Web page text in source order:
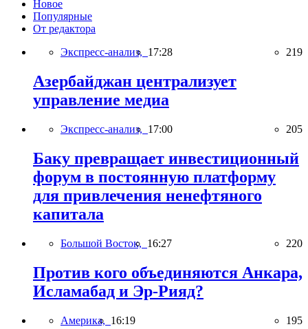
Новое
Популярные
От редактора
Экспресс-анализ, 17:28 219
Азербайджан централизует
управление медиа
Экспресс-анализ, 17:00 205
Баку превращает инвестиционный
форум в постоянную платформу
для привлечения ненефтяного
капитала
Большой Восток, 16:27 220
Против кого объединяются Анкара,
Исламабад и Эр-Рияд?
Америка, 16:19 195